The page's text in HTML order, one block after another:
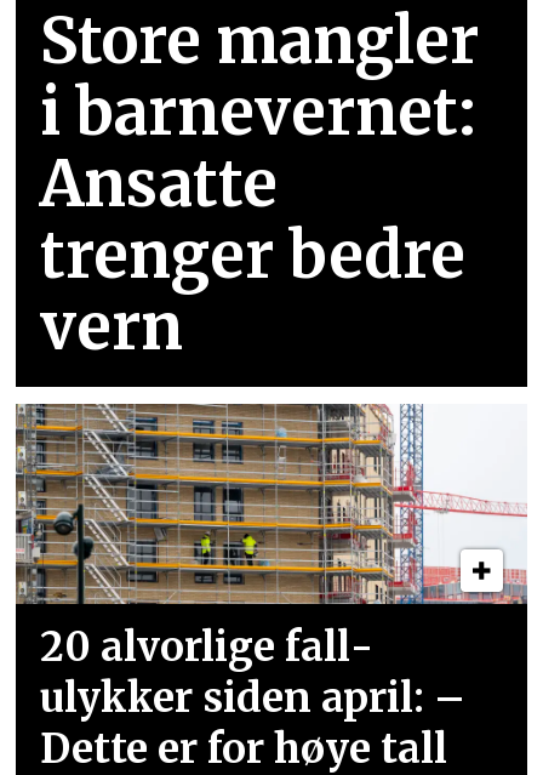
Store mangler
i barnevernet:
Ansatte
trenger bedre
vern
20 alvorlige fall­
ulykker siden april: –
Dette er for høye tall